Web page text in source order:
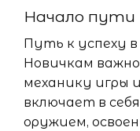
Начало пути
Путь к успеху в
Новичкам
механику игры
включает в
оружием,